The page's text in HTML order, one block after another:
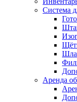
Система
Аренда